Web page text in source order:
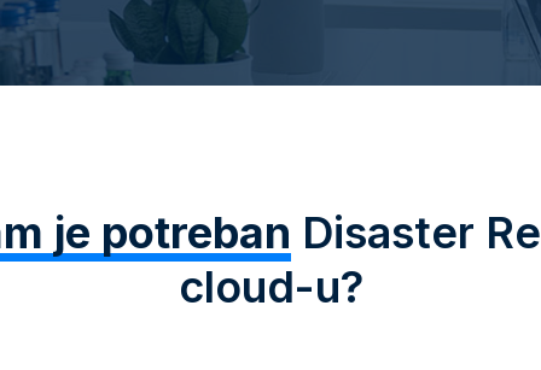
je potreban Disaster
cloud-u?